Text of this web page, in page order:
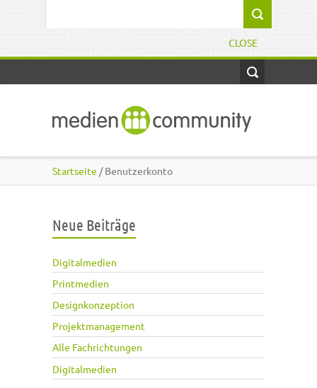
CLOSE
Startseite / Benutzerkonto
Neue Beiträge
Digitalmedien
Printmedien
Designkonzeption
Projektmanagement
Alle Fachrichtungen
Digitalmedien